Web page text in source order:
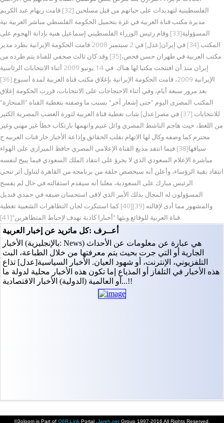
الفلسطينية لتهديدات على حياتهم من قبل مسلحين.[32] قامت ريهام عبد الكريم
مديرة مكتب قناة العربية في غزة بتحميل الحكومة الفلسطي مباشر العربية نية
المسؤولية[33] وقام رئيس الوزراء الفلسطيني إسماعيل هنية بإدانة الهجوم على
المكتب.[34] في إيران[عدل] في 2 سبتمبر 2008 قامت الحكومة الإيرانية بطرد مدير
مكتب العربية في طهران حسن فحص،[35] وقد كان ثالث صحفي للقناة يتم طرده من
إيران منذ أن افتتحت مكتبا لها هناك. في 14 يونيو 2009 أثناء الانتخابات الرئاسية
الإيرانية 2009، قامت الحكومة الإيرانية بإغلاق مكتب قناة العربية لمدة أسبوع.[36]
بعد مرور سبعة أيام، وفي أثناء الاحتجاجات على الانتخابات، قررت الحكومة إغلاق
المكتب المصرى اليوم "حتى إشعار آخر" بسبب ما وصفته بتغطية القناة "المنحازة"
للانتخابات.[37] في مصر[عدل] شاب تغطية قناة العربية لثورة الغضب المصرية الكثير
من اللغط، حيث هاجم الناشط المصري وائل غنيم واتهمها بارتكاب خطأ غير مهني وغير
محترم كما وصفه وكال لها الاتهام بقلب الحقائق وإذاعة الأخبار خار قنات العربيه ج
سياقها[38].فيما انتقد مذيع القناة الإعلامي المصري حافظ الميرازي على الهواء
مباشرة الإعلام السعودي الذي لا يجرؤ على انتقاد الملك السعودي فيما يبيح لنفسه
انتقاد بقية الرؤساء، وأعلن أنه سيخصص حلقة من برنامجه من القاهرة لتناول أثر تنحي
الرئيس مبارك على السعودية، معلنا أنه سيقدم استقالته في حال لم يفسح
المسؤولون له المجال بذلك الأمر الذي لاقى استحسان ضيفه في حمدي قنديل
والمشهور مما أدى لإقالته [39][40].كما استنكرت لجان التظاهرات الشعبية تغطية
قناة العربية للوقائع وبثها "أخبارا كاذبة تهدف لإحباط المتظاهرين"[41].
©3oloom is Part of Q6R.Link Portal , Jareh.net Group 1997-2016 All Rights Reserved.